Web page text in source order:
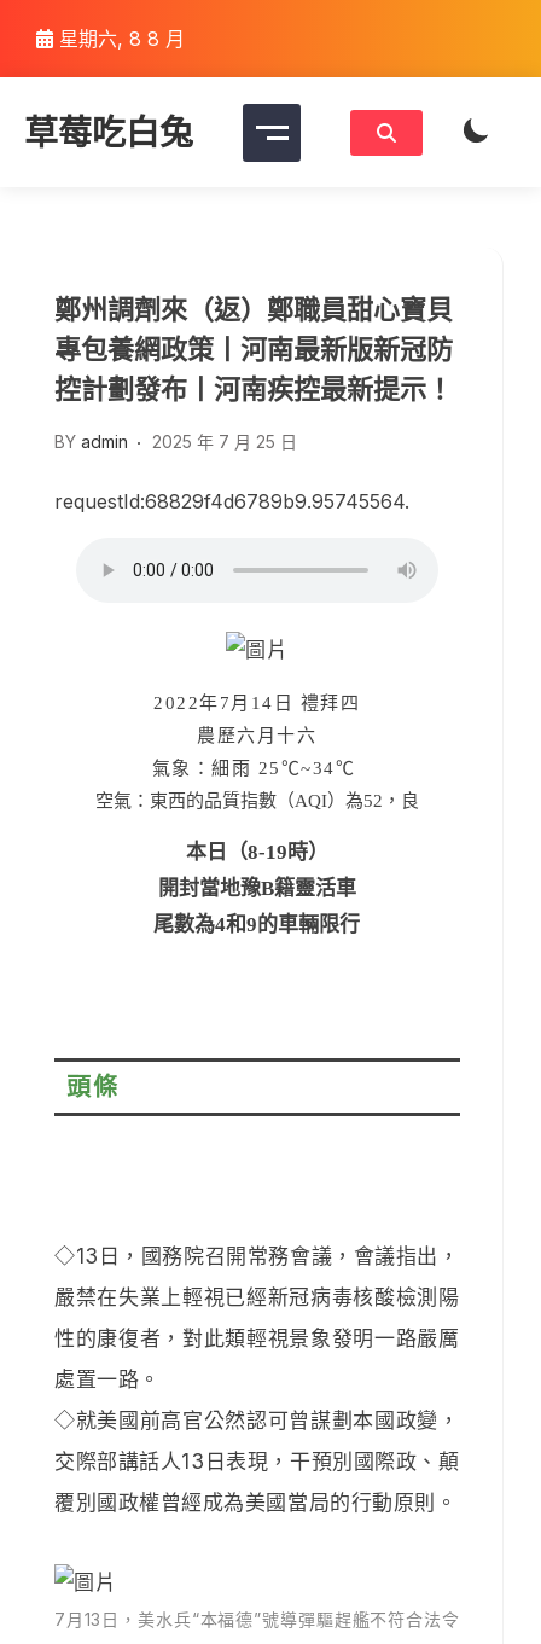
content
星期六, 8 8 月
草莓吃白兔
鄭州調劑來（返）鄭職員甜心寶貝
專包養網政策丨河南最新版新冠防
控計劃發布丨河南疾控最新提示！
BY admin 2025 年 7 月 25 日
requestId:68829f4d6789b9.95745564.
2022年7月14日 禮拜四
農歷六月十六
氣象：細雨 25℃~34℃
空氣：東西的品質指數（AQI）為52，良
本日（8-19時）
開封當地豫B籍靈活車
尾數為4和9的車輛限行
頭條
◇13日，國務院召開常務會議，會議指出，
嚴禁在失業上輕視已經新冠病毒核酸檢測陽
性的康復者，對此類輕視景象發明一路嚴厲
處置一路。
◇就美國前高官公然認可曾謀劃本國政變，
交際部講話人13日表現，干預別國際政、顛
覆別國政權曾經成為美國當局的行動原則。
7月13日，美水兵“本福德”號導彈驅趕艦不符合法令